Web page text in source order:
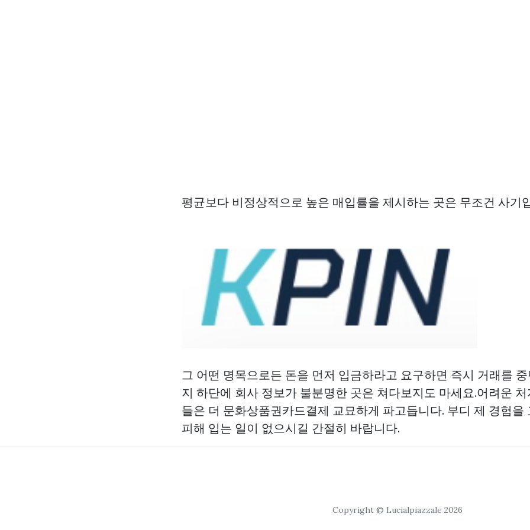
평균보다 비정상적으로 높은 매입률을 제시하는 곳은 무조건 사기
그 어떤 명목으로든 돈을 먼저 입금하라고 요구하면 즉시 거래를
지 하단에 회사 정보가 불분명한 곳은 쳐다보지도 마세요.어려운
들은 더 문화상품권카드결제 교묘하게 파고듭니다. 부디 제 경험을
피해 입는 일이 없으시길 간절히 바랍니다.
Copyright © Lucialpiazzale 2026